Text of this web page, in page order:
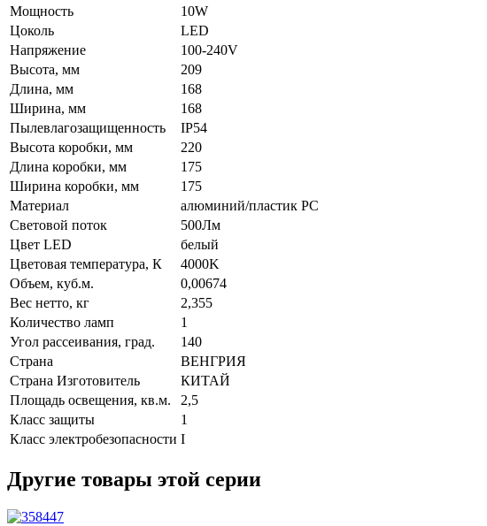
Мощность
10W
Цоколь
LED
Напряжение
100-240V
Высота, мм
209
Длина, мм
168
Ширина, мм
168
Пылевлагозащищенность
IP54
Высота коробки, мм
220
Длина коробки, мм
175
Ширина коробки, мм
175
Материал
алюминий/пластик РС
Световой поток
500Лм
Цвет LED
белый
Цветовая температура, К
4000K
Объем, куб.м.
0,00674
Вес нетто, кг
2,355
Количество ламп
1
Угол рассеивания, град.
140
Страна
ВЕНГРИЯ
Страна Изготовитель
КИТАЙ
Площадь освещения, кв.м.
2,5
Класс защиты
1
Класс электробезопасности I
Другие товары этой серии